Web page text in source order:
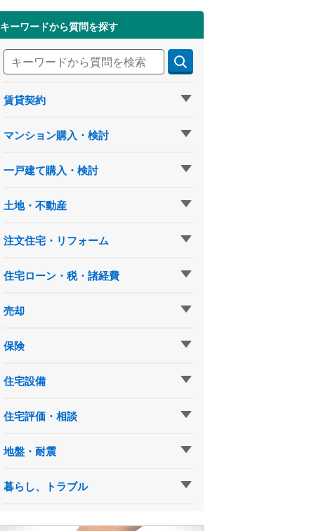
キーワードから質問を探す
賃貸契約
マンション購入・検討
一戸建て購入・検討
土地・不動産
注文住宅・リフォーム
住宅ローン・税・諸経費
売却
保険
住宅設備
住宅評価・相談
地盤・耐震
暮らし、トラブル